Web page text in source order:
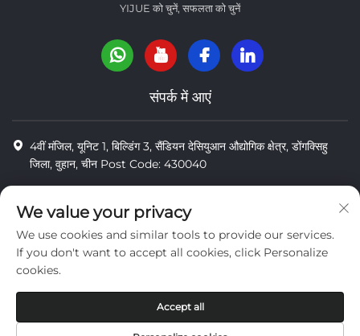
YIJUE को चुनें, सफलता को चुनें
संपर्क में आएं
4वीं मंजिल, यूनिट 1, बिल्डिंग 3, सैंडियन देसियुआन औद्योगिक क्षेत्र, डोंगक्सिहु
जिला, वुहान, चीन Post Code: 430040
8618971664820
[email protected]
निजता
We value your privacy
We use cookies and similar tools to provide our services.
If you don't want to accept all cookies, click Personalize
cookies.
Accept all